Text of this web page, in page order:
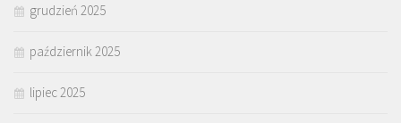
grudzień 2025
październik 2025
lipiec 2025